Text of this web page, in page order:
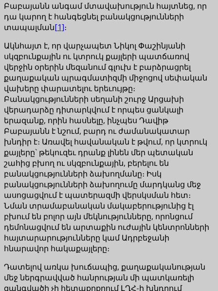
Բաբայանն անգամ մտավախություն հայտնեց, որ
դա կարող է հանգեցնել բանակցությունների
տապալման[1]։
Ակնհայտ է, որ վարչապետ Նիկոլ Փաշինյանի
սկզբունքային ու կտրուկ քայլերի պատճառով
վերջին օրերին մեզանում գլուխ է բարձրացրել
քաղաքական պրագմատիզմի միջոցով սեփական
վախերը փարատելու երեւույթը։
Բանակցությունների սեղանի շուրջ Արցախի
վերադարձը դիտարկվում է որպես ցանկալի
երազանք, որին հասնելը, ինչպես Դավիթ
Բաբայանն է նշում, բարդ ու ժամանակատար
խնդիր է։ Առավել հավանական է թվում, որ կտրուկ
քայլերը` թեկուզեւ դրանք լինեն մեր պետական
շահից բխող ու սկզբունքային, բերելու են
բանակցությունների ձախողմանը։ Իսկ
բանակցությունների ձախողումը մարդկանց մեջ
ասոցացվում է պատերազմի վերսկսման հետ։
Նման տրամաբանական մակաբերությունից էլ
բխում են բոլոր այն մեկնությունները, որոնցում
դեմոնացվում են արտաքին ուժային կենտրոնների
հայտարարությունները կամ Ադրբեջանի
հնարավոր հակաքայլերը։
Դատելով առկա խուճապից, քաղաքականության
մեջ ներգրավված հանրության մի պատկառելի
զանգվածի չի հետաքրքրում ԼՂՀ-ի խնդրում